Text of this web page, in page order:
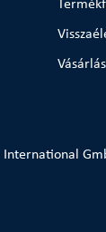
Vásárlás